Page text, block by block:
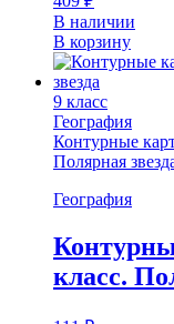
В наличии
В корзину
9 класс
География
Контурные
Полярная
География
класс.